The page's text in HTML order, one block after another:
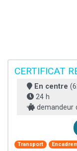
CERTIFICAT
En centre
24 h
demandeur
Transport